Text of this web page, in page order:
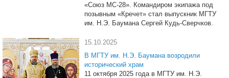
«Союз МС-28». Командиром экипажа под
позывным «Кречет» стал выпускник МГТУ
им. Н.Э. Баумана Сергей Кудь-Сверчков.
15.10.2025
В МГТУ им. Н.Э. Баумана возродили
исторический храм
11 октября 2025 года в МГТУ им. Н.Э.